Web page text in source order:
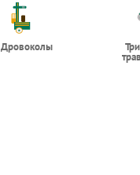
Дровоколы